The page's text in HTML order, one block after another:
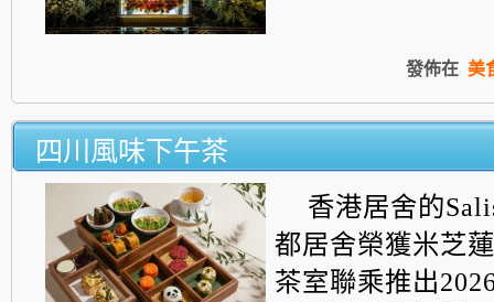
發佈在 美
四川風味下午茶
香港居舍的
都居舍榮獲米芝
茶室聯乘推出